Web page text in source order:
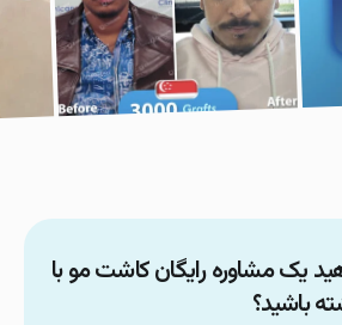
یک مشاوره رایگان کاشت مو با
باشید؟